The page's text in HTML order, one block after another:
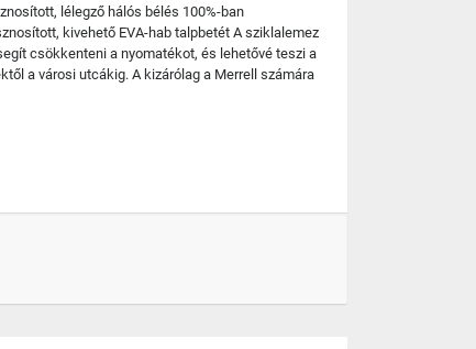
lélegző hálós bélés 100%-ban
kivehető EVA-hab talpbetét A sziklalemez
csökkenteni a nyomatékot, és lehetővé teszi a
a városi utcákig. A kizárólag a Merrell számára